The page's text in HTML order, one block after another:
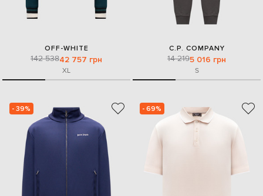
OFF-WHITE
142 53842 757 грн
XL
C.P. COMPANY
14 2195 016 грн
S
- 39% - 69%